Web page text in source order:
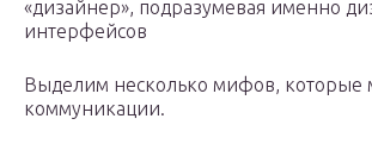
«дизайнер», подразумевая именно
интерфейсов
Выделим несколько мифов, которые
коммуникации.